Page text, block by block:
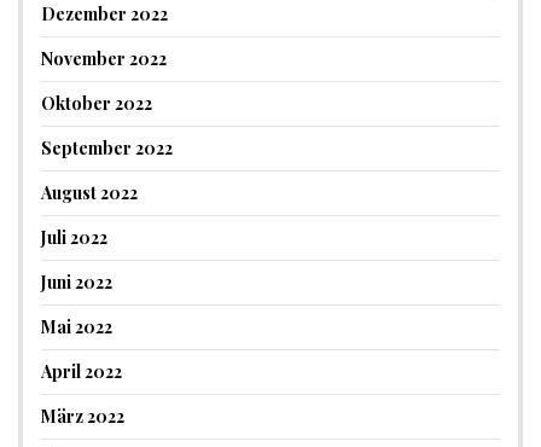
Dezember 2022
November 2022
Oktober 2022
September 2022
August 2022
Juli 2022
Juni 2022
Mai 2022
April 2022
März 2022